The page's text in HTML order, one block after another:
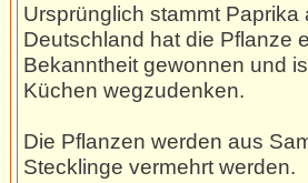
Ursprünglich stammt
Deutschland hat die Pflanze
Bekanntheit gewonnen und
Küchen wegzudenken.
Die Pflanzen werden aus
Stecklinge vermehrt werden.